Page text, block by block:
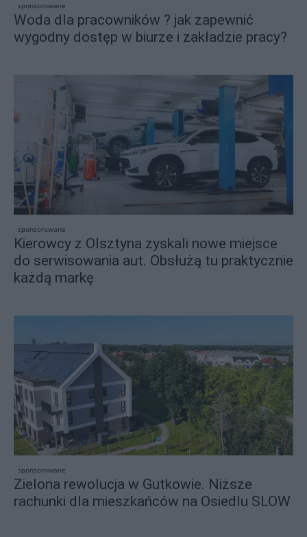
sponsorowane
Woda dla pracowników ? jak zapewnić
wygodny dostęp w biurze i zakładzie pracy?
sponsorowane
Kierowcy z Olsztyna zyskali nowe miejsce
do serwisowania aut. Obsłużą tu praktycznie
każdą markę
sponsorowane
Zielona rewolucja w Gutkowie. Niższe
rachunki dla mieszkańców na Osiedlu SLOW